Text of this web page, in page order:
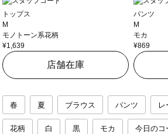
トップス
M
モノトーン系花柄
¥1,639
店舗在庫
パンツ
M
モカ
¥869
春 夏 ブラウス パンツ レ
花柄 白 黒 モカ 今日のコ